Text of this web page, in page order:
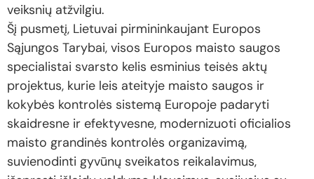
veiksnių atžvilgiu.
Šį pusmetį, Lietuvai pirmininkaujant Europos
Sąjungos Tarybai, visos Europos maisto saugos
specialistai svarsto kelis esminius teisės aktų
projektus, kurie leis ateityje maisto saugos ir
kokybės kontrolės sistemą Europoje padaryti
skaidresne ir efektyvesne, modernizuoti oficialios
maisto grandinės kontrolės organizavimą,
suvienodinti gyvūnų sveikatos reikalavimus,